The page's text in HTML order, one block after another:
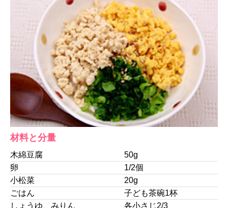
材料と分量
木綿豆腐
50g
卵
1/2個
小松菜
20g
ごはん
子ども茶碗1杯
しょうゆ、みりん
各小さじ2/3